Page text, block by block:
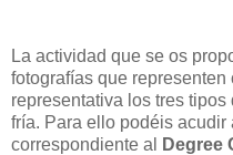
La actividad que se os
fotografías que
representativa los tres
fría. Para ello podéis acudir
correspondiente al
Degree